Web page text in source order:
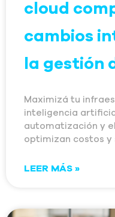
cloud
cambios
la gestión
Maximizá tu
inteligencia
automatización y
optimizan costos y
LEER MÁS »